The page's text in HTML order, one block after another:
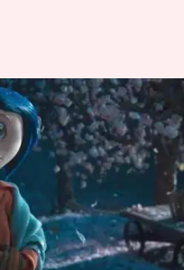
Age': Film
Hulu
yang mengharukan